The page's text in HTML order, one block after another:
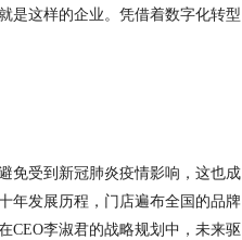
是这样的企业。凭借着数字化转型
免受到新冠肺炎疫情影响，这也成
年发展历程，门店遍布全国的品牌
CEO李淑君的战略规划中，未来驱